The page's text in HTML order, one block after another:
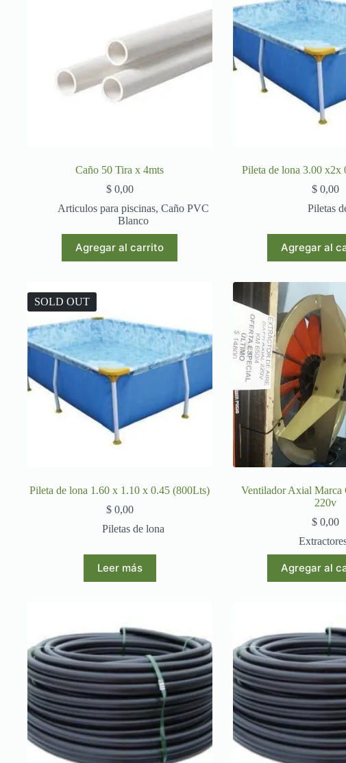
Caño 50 Tira x 4mts
$0,00
Articulos para piscinas,Caño PVC
Blanco
Agregar al carrito
Pileta de lona 3.00 x2x
$0,00
Piletas
Agregar al
SOLD OUT
Pileta de lona 1.60 x 1.10 x 0.45 (800Lts)
$0,00
Piletas de lona
Leer más
Ventilador Axial Marca
220v
$0,00
Agregar al